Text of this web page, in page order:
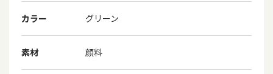
カラー グリーン
素材 顔料